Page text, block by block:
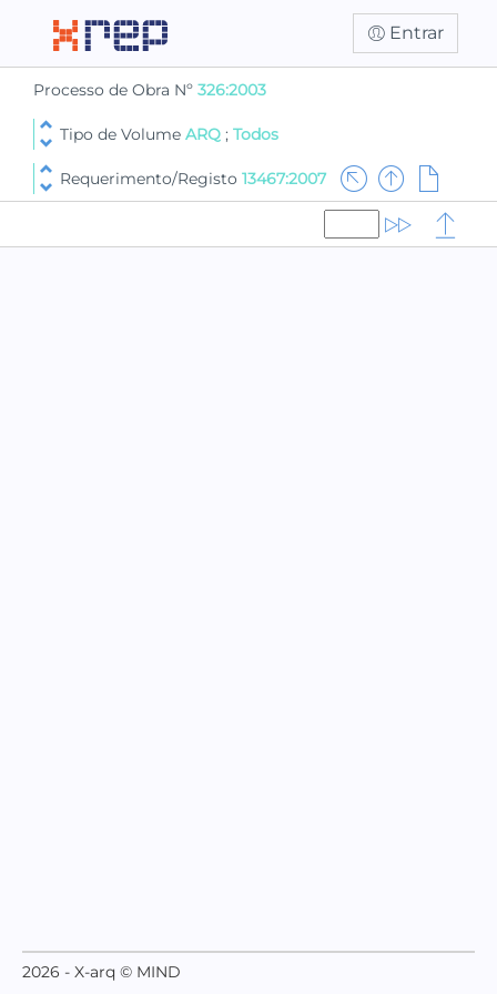
Entrar
Processo de Obra Nº 326:2003
Tipo de Volume ARQ ; Todos
Requerimento/Registo 13467:2007
2026 - X-arq © MIND